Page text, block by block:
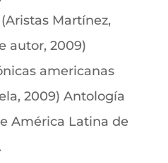
Martínez,
autor, 2009)
americanas
2009) Antología
América Latina de